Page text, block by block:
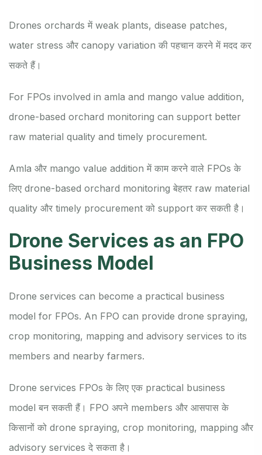
Drones orchards में weak plants, disease patches,
water stress और canopy variation की पहचान करने में मदद कर
सकते हैं।
For FPOs involved in amla and mango value addition,
drone-based orchard monitoring can support better
raw material quality and timely procurement.
Amla और mango value addition में काम करने वाले FPOs के
लिए drone-based orchard monitoring बेहतर raw material
quality और timely procurement को support कर सकती है।
Drone Services as an FPO
Business Model
Drone services can become a practical business
model for FPOs. An FPO can provide drone spraying,
crop monitoring, mapping and advisory services to its
members and nearby farmers.
Drone services FPOs के लिए एक practical business
model बन सकती हैं। FPO अपने members और आसपास के
किसानों को drone spraying, crop monitoring, mapping और
advisory services दे सकता है।